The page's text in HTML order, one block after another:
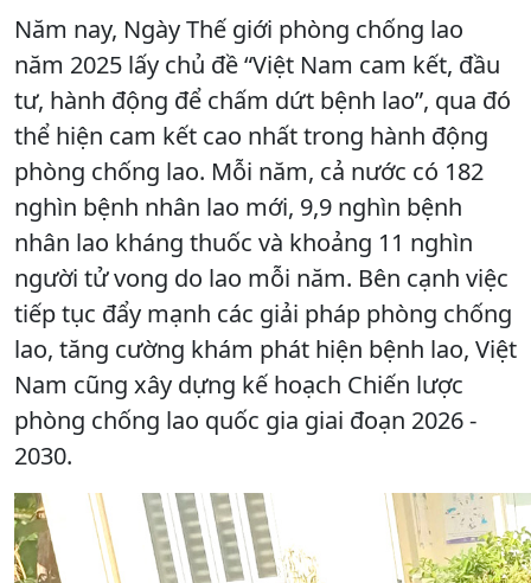
Năm nay, Ngày Thế giới phòng chống lao
năm 2025 lấy chủ đề “Việt Nam cam kết, đầu
tư, hành động để chấm dứt bệnh lao”, qua đó
thể hiện cam kết cao nhất trong hành động
phòng chống lao. Mỗi năm, cả nước có 182
nghìn bệnh nhân lao mới, 9,9 nghìn bệnh
nhân lao kháng thuốc và khoảng 11 nghìn
người tử vong do lao mỗi năm. Bên cạnh việc
tiếp tục đẩy mạnh các giải pháp phòng chống
lao, tăng cường khám phát hiện bệnh lao, Việt
Nam cũng xây dựng kế hoạch Chiến lược
phòng chống lao quốc gia giai đoạn 2026 -
2030.